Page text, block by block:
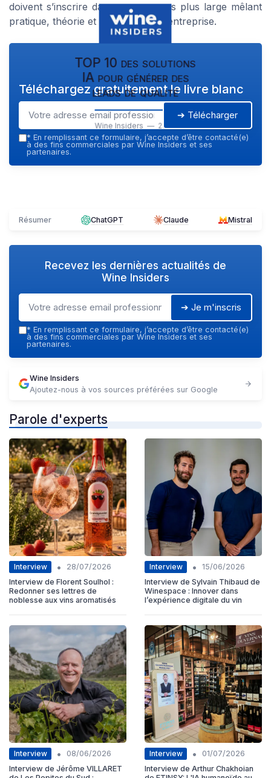
doivent s’inscrire dans un parcours plus large mêlant
pratique, théorie et expérience en entreprise.
TOP 10 des solutions
IA pour générer des
leads de qualité
Wine Insiders — 2026
Téléchargez gratuitement le livre blanc
➔ Télécharger
* En remplissant ce formulaire, j’accepte d’être contacté(e)
à des fins commerciales par Wine Insiders et ses
partenaires.
Résumer ChatGPT Claude Mistral
Recevez les dernières actualités de
Wine Insiders
➔ Je m'inscris
* En remplissant ce formulaire, j’accepte d’être contacté(e)
à des fins commerciales par Wine Insiders et ses
partenaires.
Wine Insiders
Ajoutez-nous à vos sources préférées sur Google
Parole d'experts
Interview •
28/07/2026
Interview de Florent Soulhol :
Redonner ses lettres de
noblesse aux vins aromatisés
Interview •
15/06/2026
Interview de Sylvain Thibaud de
Winespace : Innover dans
l’expérience digitale du vin
Interview •
08/06/2026
Interview de Jérôme VILLARET
Interview •
01/07/2026
Interview de Arthur Chakhoian